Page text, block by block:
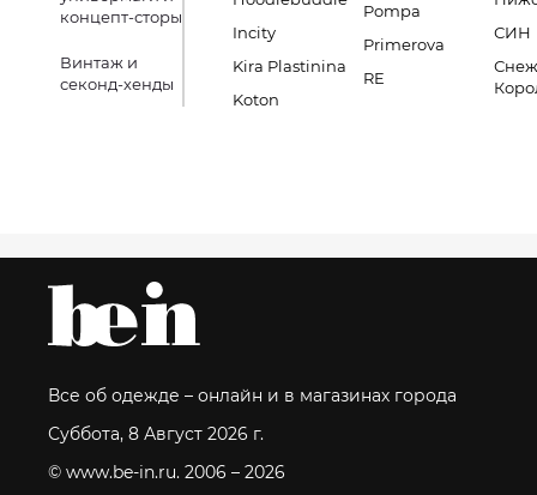
концепт-сторы
Винтаж и
секонд-хенды
Incity
Kira Plastinina
Koton
Pompa
Primerova
RE
СИН
Все об одежде – онлайн и в магазинах города
Суббота, 8 Август 2026 г.
© www.be-in.ru. 2006 – 2026